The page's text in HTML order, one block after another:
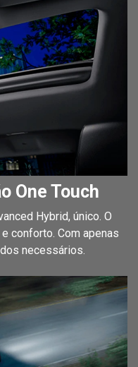
One Touch
Hybrid, único. O
conforto. Com apenas
necessários.